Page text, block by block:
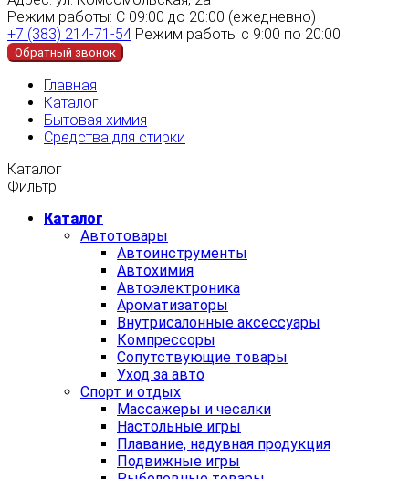
Режим работы: С 09:00 до 20:00 (ежедневно)
+7 (383) 214-71-54 Режим работы с 9:00 по 20:00
Обратный звонок
Главная
Каталог
Бытовая химия
Средства для стирки
Каталог
Фильтр
Каталог
Автотовары
Автоинструменты
Автохимия
Автоэлектроника
Ароматизаторы
Внутрисалонные аксессуары
Компрессоры
Сопутствующие товары
Уход за авто
Спорт и отдых
Массажеры и чесалки
Настольные игры
Плавание, надувная продукция
Подвижные игры